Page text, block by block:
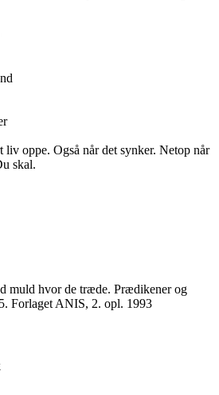
liv oppe. Også når det synker. Netop når
skal.
muld hvor de træde. Prædikener og
Forlaget ANIS, 2. opl. 1993